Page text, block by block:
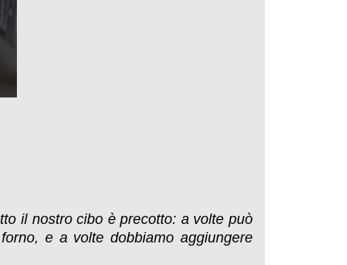
il nostro cibo è precotto: a volte può
e a volte dobbiamo aggiungere